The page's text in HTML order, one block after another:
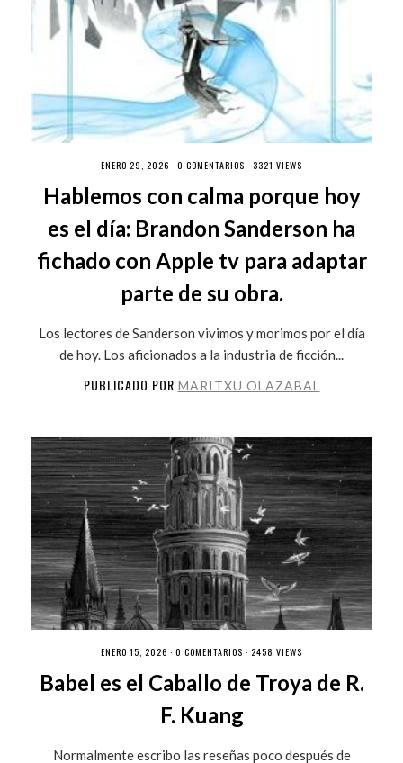
ENERO 29, 2026 · 0 COMENTARIOS · 3321 VIEWS
Hablemos con calma porque hoy
es el día: Brandon Sanderson ha
fichado con Apple tv para adaptar
parte de su obra.
Los lectores de Sanderson vivimos y morimos por el día
de hoy. Los aficionados a la industria de ficción...
PUBLICADO POR MARITXU OLAZABAL
ENERO 15, 2026 · 0 COMENTARIOS · 2458 VIEWS
Babel es el Caballo de Troya de R.
F. Kuang
Normalmente escribo las reseñas poco después de